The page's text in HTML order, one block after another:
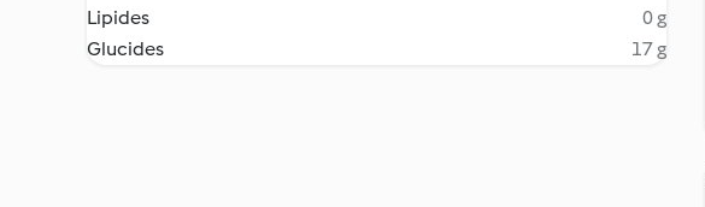
Lipides
0 g
Glucides
17 g